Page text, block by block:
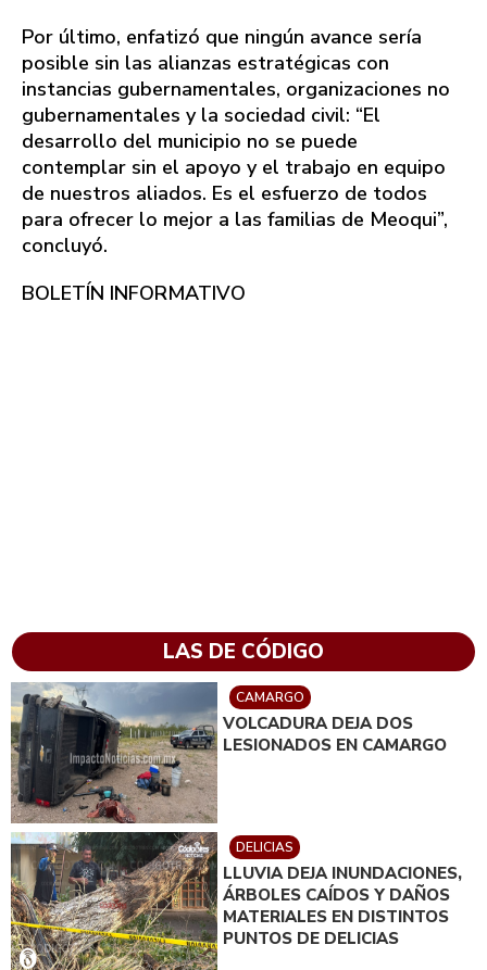
Por último, enfatizó que ningún avance sería
posible sin las alianzas estratégicas con
instancias gubernamentales, organizaciones no
gubernamentales y la sociedad civil: “El
desarrollo del municipio no se puede
contemplar sin el apoyo y el trabajo en equipo
de nuestros aliados. Es el esfuerzo de todos
para ofrecer lo mejor a las familias de Meoqui”,
concluyó.
BOLETÍN INFORMATIVO
LAS DE CÓDIGO
CAMARGO
VOLCADURA DEJA DOS
LESIONADOS EN CAMARGO
DELICIAS
LLUVIA DEJA INUNDACIONES,
ÁRBOLES CAÍDOS Y DAÑOS
MATERIALES EN DISTINTOS
PUNTOS DE DELICIAS